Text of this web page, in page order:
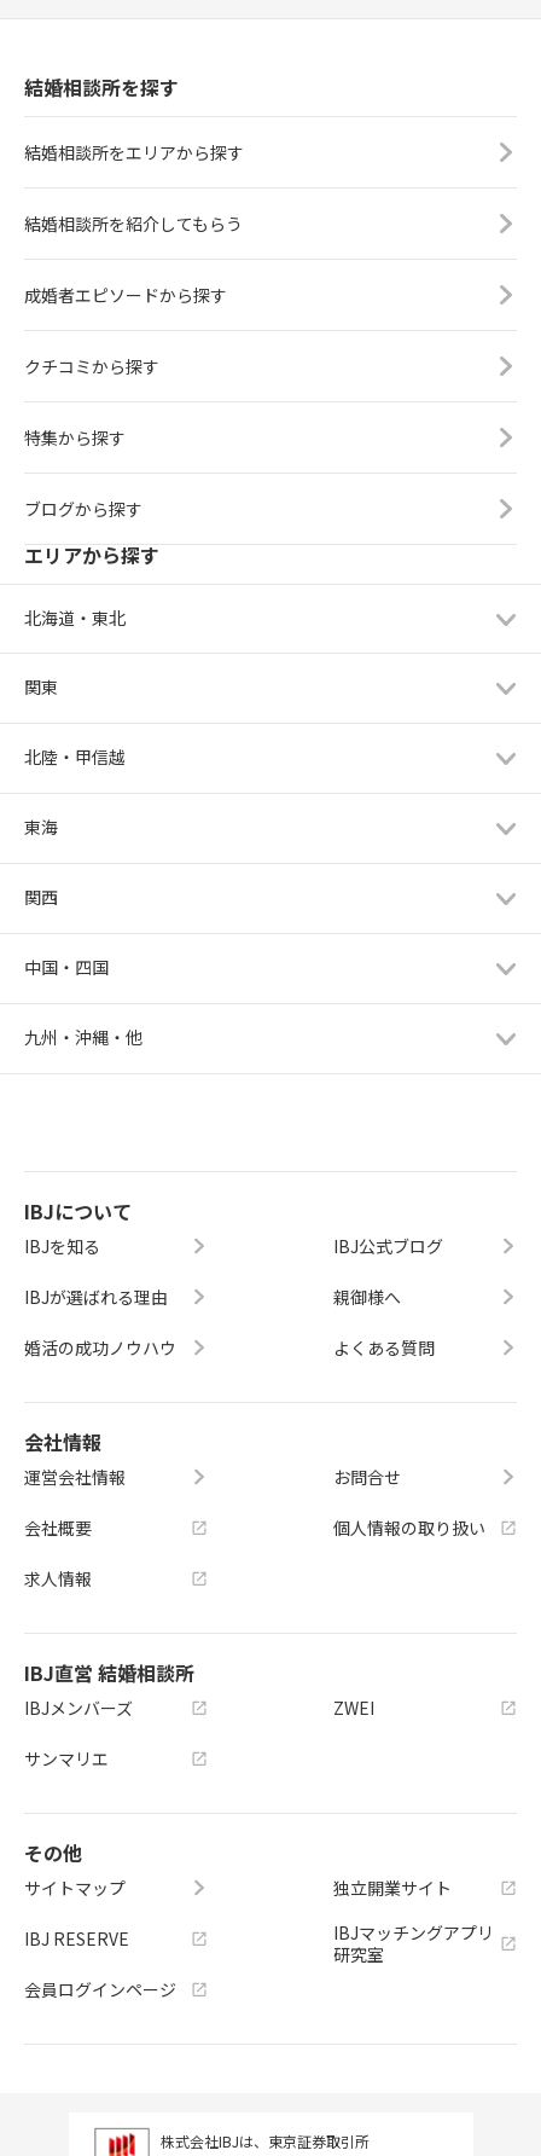
結婚相談所を探す
結婚相談所をエリアから探す
結婚相談所を紹介してもらう
成婚者エピソードから探す
クチコミから探す
特集から探す
ブログから探す
エリアから探す
北海道・東北
関東
北陸・甲信越
東海
関西
中国・四国
九州・沖縄・他
IBJについて
IBJを知る
IBJが選ばれる理由
婚活の成功ノウハウ
IBJ公式ブログ
親御様へ
よくある質問
会社情報
運営会社情報
会社概要
求人情報
お問合せ
個人情報の取り扱い
IBJ直営 結婚相談所
IBJメンバーズ
サンマリエ
ZWEI
その他
サイトマップ
IBJ RESERVE
会員ログインページ
独立開業サイト
IBJマッチングアプリ
研究室
株式会社IBJは、東京証券取引所